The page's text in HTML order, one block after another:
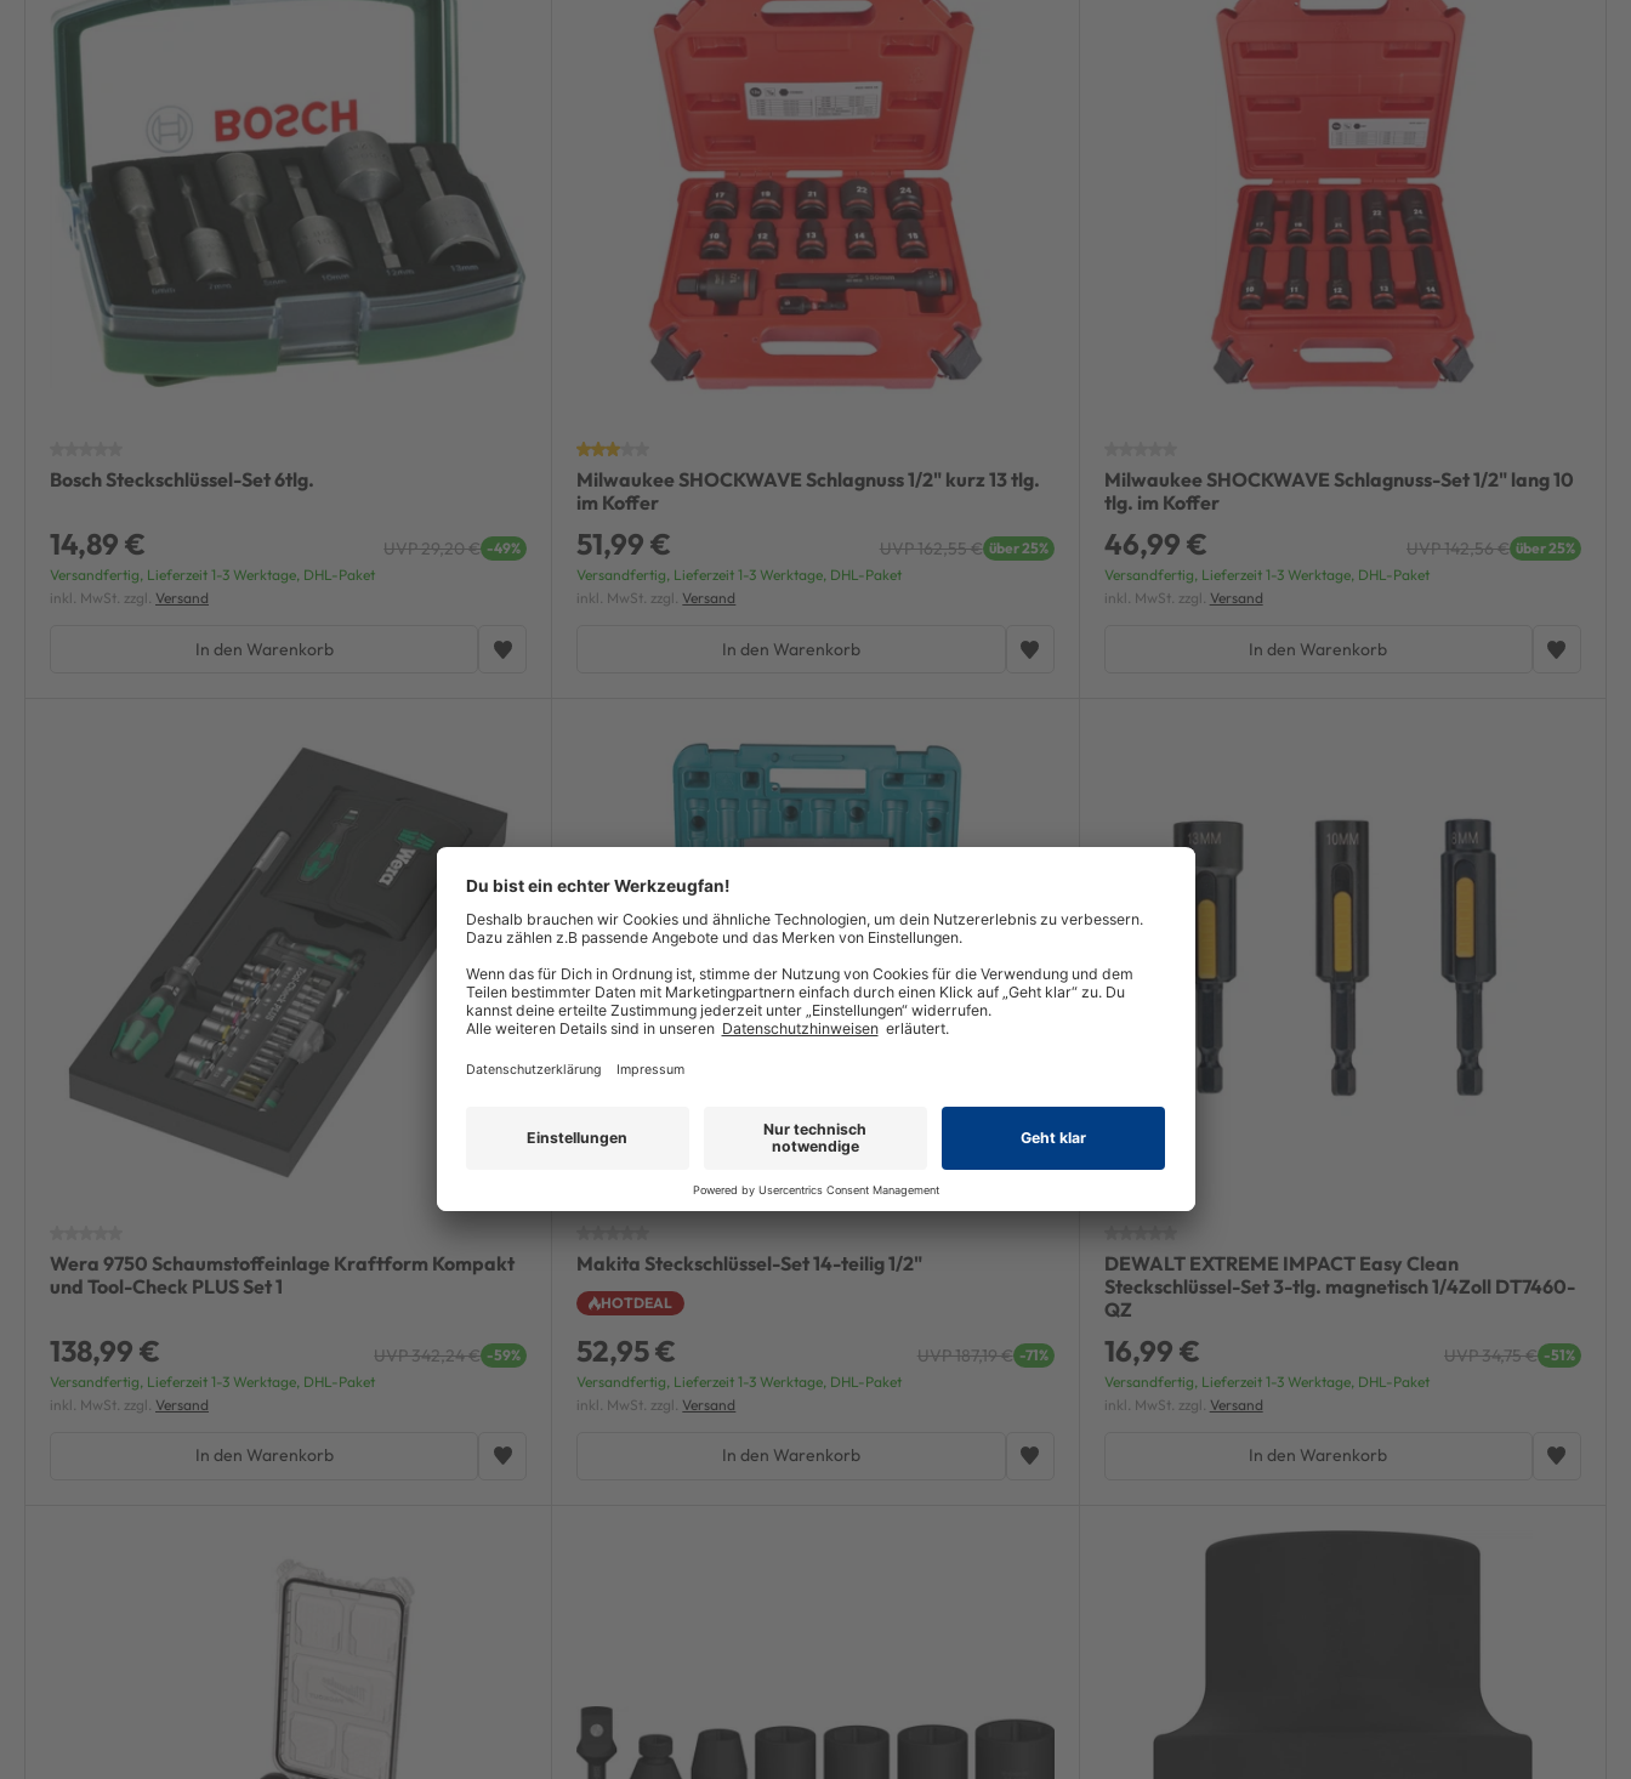
Bosch Steckschlüssel-Set 6tlg.
14,89 € UVP 29,20 € -49%
Versandfertig, Lieferzeit 1-3 Werktage, DHL-Paket
inkl. MwSt. zzgl. Versand
In den Warenkorb
Milwaukee SHOCKWAVE Schlagnuss 1/2" kurz 13 tlg.
im Koffer
51,99 € UVP 162,55 € über 25%
Versandfertig, Lieferzeit 1-3 Werktage, DHL-Paket
inkl. MwSt. zzgl. Versand
In den Warenkorb
Milwaukee SHOCKWAVE Schlagnuss-Set 1/2" lang 10
tlg. im Koffer
46,99 € UVP 142,56 € über 25%
Versandfertig, Lieferzeit 1-3 Werktage, DHL-Paket
inkl. MwSt. zzgl. Versand
In den Warenkorb
Wera 9750 Schaumstoffeinlage Kraftform Kompakt
und Tool-Check PLUS Set 1
138,99 € UVP 342,24 € -59%
Versandfertig, Lieferzeit 1-3 Werktage, DHL-Paket
inkl. MwSt. zzgl. Versand
In den Warenkorb
Makita Steckschlüssel-Set 14-teilig 1/2"
HOTDEAL
52,95 € UVP 187,19 € -71%
Versandfertig, Lieferzeit 1-3 Werktage, DHL-Paket
inkl. MwSt. zzgl. Versand
In den Warenkorb
DEWALT EXTREME IMPACT Easy Clean
Steckschlüssel-Set 3-tlg. magnetisch 1/4Zoll DT7460-
QZ
16,99 € UVP 34,75 € -51%
Versandfertig, Lieferzeit 1-3 Werktage, DHL-Paket
inkl. MwSt. zzgl. Versand
In den Warenkorb